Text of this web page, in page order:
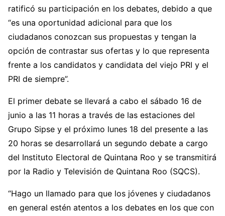
ratificó su participación en los debates, debido a que
“es una oportunidad adicional para que los
ciudadanos conozcan sus propuestas y tengan la
opción de contrastar sus ofertas y lo que representa
frente a los candidatos y candidata del viejo PRI y el
PRI de siempre”.
El primer debate se llevará a cabo el sábado 16 de
junio a las 11 horas a través de las estaciones del
Grupo Sipse y el próximo lunes 18 del presente a las
20 horas se desarrollará un segundo debate a cargo
del Instituto Electoral de Quintana Roo y se transmitirá
por la Radio y Televisión de Quintana Roo (SQCS).
“Hago un llamado para que los jóvenes y ciudadanos
en general estén atentos a los debates en los que con